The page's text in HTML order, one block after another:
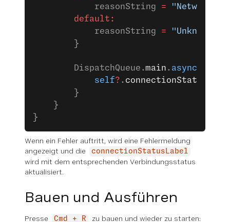
            reasonString
= "Network
        default:
            reasonString
= "Unknown"
        }
        DispatchQueue.
main . async
            self
? .
        }
    }
}
Wenn ein Fehler auftritt, wird eine Fehlermeldung
angezeigt und die
connectionStatusLabel
wird mit dem entsprechenden Verbindungsstatus
aktualisiert.
Bauen und Ausführen
Presse Cmd + R zu bauen und wieder zu starten: